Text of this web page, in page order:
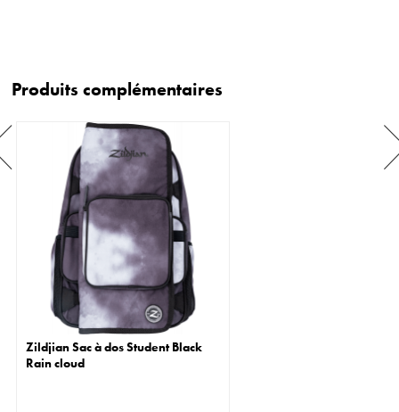
Produits complémentaires
Zildjian Sac à dos Student Black
Rain cloud